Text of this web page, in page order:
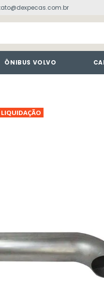
ÔNIBUS VOLVO
LIQUIDAÇÃO